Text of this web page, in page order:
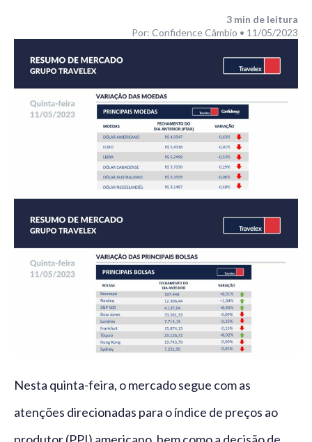
3 min de leitura
Por: Confidence Câmbio • 11/05/2023
Nesta quinta-feira, o mercado segue com as
atenções direcionadas para o índice de preços ao